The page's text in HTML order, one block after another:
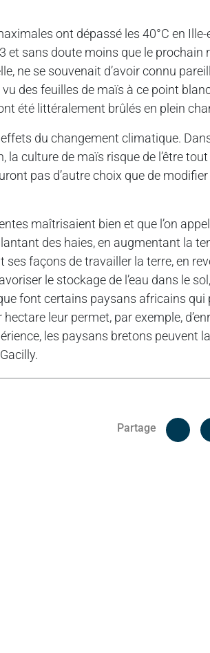
ont dépassé les 40°C en
sans doute moins que le prochain
ne se souvenait d’avoir connu
des feuilles de maïs à ce point
été littéralement brûlés en plein
du changement climatique.
la culture de maïs risque de l’être
pas d’autre choix que de modifier
maîtrisaient bien et que l’on
des haies, en augmentant la
façons de travailler la terre, en
le stockage de l’eau dans le
font certains paysans africains
leur permet, par exemple,
les paysans bretons peuvent
Partage